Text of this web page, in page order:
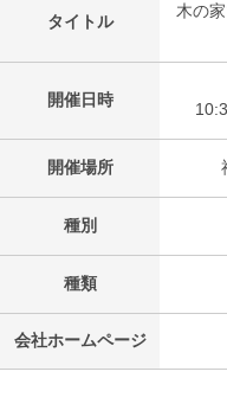
タイトル
木の
開催日時
開催場所
種別
種類
会社ホームページ